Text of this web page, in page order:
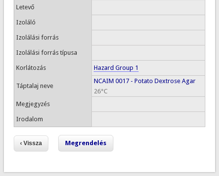
Letevő
Izoláló
Izolálási forrás
Izolálási forrás típusa
Korlátozás Hazard Group 1
Táptalaj neve
NCAIM 0017 - Potato Dextrose Agar
26°C
Megjegyzés
Irodalom
Megrendelés